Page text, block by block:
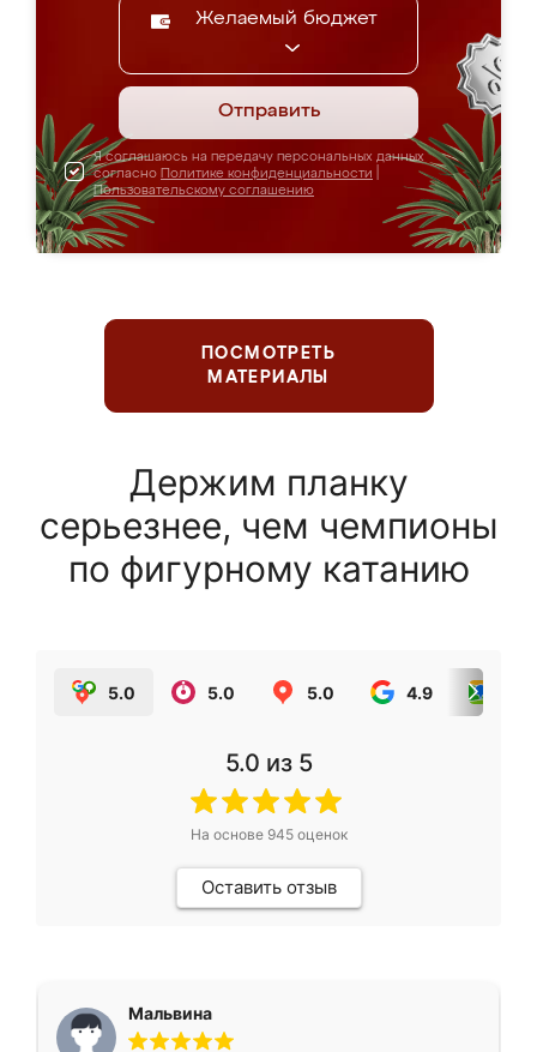
Желаемый бюджет
Отправить
Я соглашаюсь на передачу персональных данных
согласно Политике конфиденциальности
Пользовательскому соглашению
ПОСМОТРЕТЬ
МАТЕРИАЛЫ
Держим планку
серьезнее, чем чемпионы
по фигурному катанию
5.0 5.0 5.0 4.9
5.0 из 5
На основе 945оценок
Оставить отзыв
Мальвина